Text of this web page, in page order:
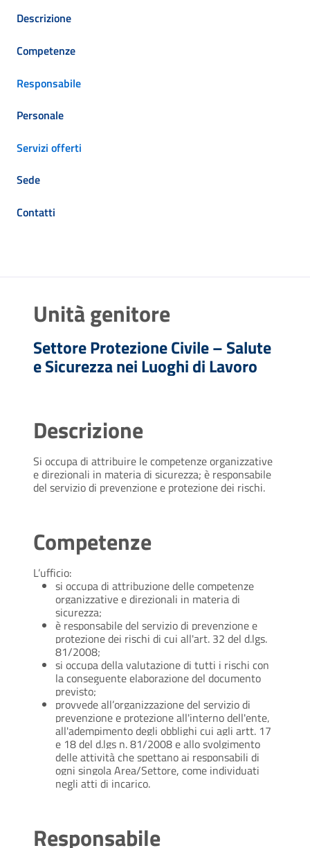
Descrizione
Competenze
Responsabile
Personale
Servizi offerti
Sede
Contatti
Unità genitore
Settore Protezione Civile – Salute
e Sicurezza nei Luoghi di Lavoro
Descrizione
Si occupa di attribuire le competenze organizzative
e direzionali in materia di sicurezza; è responsabile
del servizio di prevenzione e protezione dei rischi.
Competenze
L’ufficio:
si occupa di attribuzione delle competenze
organizzative e direzionali in materia di
sicurezza;
è responsabile del servizio di prevenzione e
protezione dei rischi di cui all'art. 32 del d.lgs.
81/2008;
si occupa della valutazione di tutti i rischi con
la conseguente elaborazione del documento
previsto;
provvede all’organizzazione del servizio di
prevenzione e protezione all'interno dell'ente,
all'adempimento degli obblighi cui agli artt. 17
e 18 del d.lgs n. 81/2008 e allo svolgimento
delle attività che spettano ai responsabili di
ogni singola Area/Settore, come individuati
negli atti di incarico.
Responsabile